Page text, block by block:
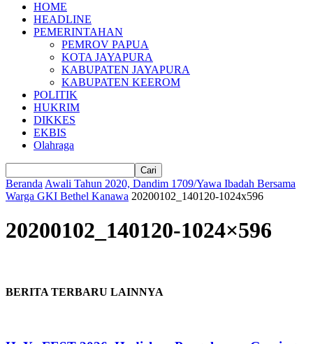
HOME
HEADLINE
PEMERINTAHAN
PEMROV PAPUA
KOTA JAYAPURA
KABUPATEN JAYAPURA
KABUPATEN KEEROM
POLITIK
HUKRIM
DIKKES
EKBIS
Olahraga
Beranda Awali Tahun 2020, Dandim 1709/Yawa Ibadah Bersama
Warga GKI Bethel Kanawa 20200102_140120-1024x596
20200102_140120-1024×596
BERITA TERBARU LAINNYA